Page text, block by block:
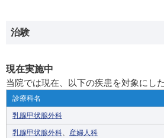
治験
現在実施中
当院では現在、以下の疾患を対象にし
診療科名
乳腺甲状腺外科
乳腺甲状腺外科、 産婦人科